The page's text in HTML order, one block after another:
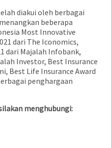
diakui oleh berbagai
beberapa
Most Innovative
dari The Iconomics,
dari Majalah Infobank,
Investor, Best Insurance
Best Life Insurance Award
penghargaan
menghubungi: